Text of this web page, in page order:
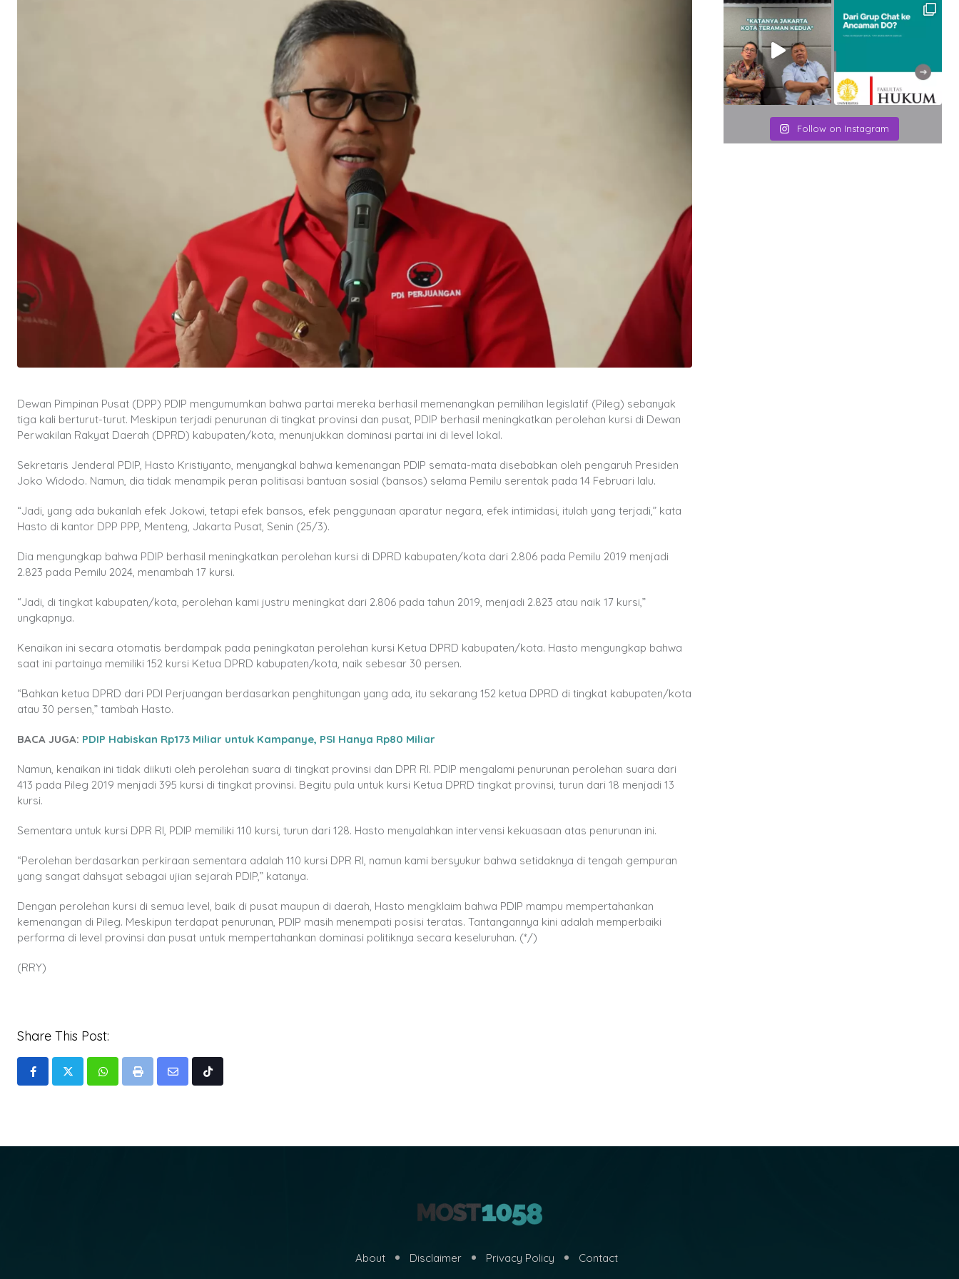
Dewan Pimpinan Pusat (DPP) PDIP mengumumkan bahwa partai mereka berhasil memenangkan pemilihan legislatif (Pileg) sebanyak
tiga kali berturut-turut. Meskipun terjadi penurunan di tingkat provinsi dan pusat, PDIP berhasil meningkatkan perolehan kursi di Dewan
Perwakilan Rakyat Daerah (DPRD) kabupaten/kota, menunjukkan dominasi partai ini di level lokal.
Sekretaris Jenderal PDIP, Hasto Kristiyanto, menyangkal bahwa kemenangan PDIP semata-mata disebabkan oleh pengaruh Presiden
Joko Widodo. Namun, dia tidak menampik peran politisasi bantuan sosial (bansos) selama Pemilu serentak pada 14 Februari lalu.
“Jadi, yang ada bukanlah efek Jokowi, tetapi efek bansos, efek penggunaan aparatur negara, efek intimidasi, itulah yang terjadi,” kata
Hasto di kantor DPP PPP, Menteng, Jakarta Pusat, Senin (25/3).
Dia mengungkap bahwa PDIP berhasil meningkatkan perolehan kursi di DPRD kabupaten/kota dari 2.806 pada Pemilu 2019 menjadi
2.823 pada Pemilu 2024, menambah 17 kursi.
“Jadi, di tingkat kabupaten/kota, perolehan kami justru meningkat dari 2.806 pada tahun 2019, menjadi 2.823 atau naik 17 kursi,”
ungkapnya.
Kenaikan ini secara otomatis berdampak pada peningkatan perolehan kursi Ketua DPRD kabupaten/kota. Hasto mengungkap bahwa
saat ini partainya memiliki 152 kursi Ketua DPRD kabupaten/kota, naik sebesar 30 persen.
“Bahkan ketua DPRD dari PDI Perjuangan berdasarkan penghitungan yang ada, itu sekarang 152 ketua DPRD di tingkat kabupaten/kota
atau 30 persen,” tambah Hasto.
BACA JUGA: PDIP Habiskan Rp173 Miliar untuk Kampanye, PSI Hanya Rp80 Miliar
Namun, kenaikan ini tidak diikuti oleh perolehan suara di tingkat provinsi dan DPR RI. PDIP mengalami penurunan perolehan suara dari
413 pada Pileg 2019 menjadi 395 kursi di tingkat provinsi. Begitu pula untuk kursi Ketua DPRD tingkat provinsi, turun dari 18 menjadi 13
kursi.
Sementara untuk kursi DPR RI, PDIP memiliki 110 kursi, turun dari 128. Hasto menyalahkan intervensi kekuasaan atas penurunan ini.
“Perolehan berdasarkan perkiraan sementara adalah 110 kursi DPR RI, namun kami bersyukur bahwa setidaknya di tengah gempuran
yang sangat dahsyat sebagai ujian sejarah PDIP,” katanya.
Dengan perolehan kursi di semua level, baik di pusat maupun di daerah, Hasto mengklaim bahwa PDIP mampu mempertahankan
kemenangan di Pileg. Meskipun terdapat penurunan, PDIP masih menempati posisi teratas. Tantangannya kini adalah memperbaiki
performa di level provinsi dan pusat untuk mempertahankan dominasi politiknya secara keseluruhan. (*/)
(RRY)
Share This Post:
WhatsappPrint
Share
Tiktok
Follow on Instagram
About Disclaimer Privacy Policy Contact